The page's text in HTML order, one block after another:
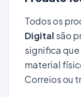
Todos os
Digital são
significa que
material
Correios ou